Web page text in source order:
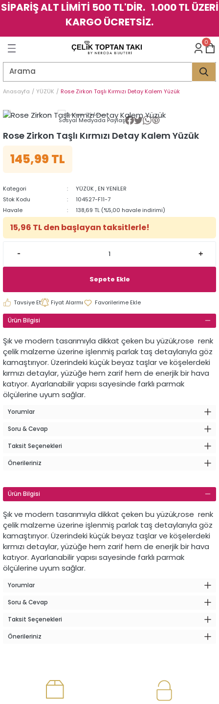
SİPARİŞ ALT LİMİTİ 500 TL'DİR. 1.000 TL ÜZERİ
KARGO ÜCRETSİZ.
Geri Dön
Geri Dön
Geri Dön
Geri Dön
Geri Dön
Geri Dön
0
Anasayfa YÜZÜK Rose Zirkon Taşlı Kırmızı Detay Kalem Yüzük
Sosyal Medyada Paylaş
Rose Zirkon Taşlı Kırmızı Detay Kalem Yüzük
145,99 TL
Kategori YÜZÜK , EN YENİLER
Stok Kodu
104527-F11-7
Havale
138,69 TL (%5,00 havale indirimi)
15,96 TL den başlayan taksitlerle!
Sepete Ekle
Tavsiye Et Fiyat Alarmı
Ürün Bilgisi
Şık ve modern tasarımıyla dikkat çeken bu yüzük,rose renk
çelik malzeme üzerine işlenmiş parlak taş detaylarıyla göz
kamaştırıyor. Üzerindeki küçük beyaz taşlar ve köşelerdeki
kırmızı detaylar, yüzüğe hem zarif hem de enerjik bir hava
katıyor. Ayarlanabilir yapısı sayesinde farklı parmak
ölçülerine uyum sağlar.
Yorumlar
Soru & Cevap
Taksit Seçenekleri
Önerileriniz
Ürün Bilgisi
Şık ve modern tasarımıyla dikkat çeken bu yüzük,rose renk
çelik malzeme üzerine işlenmiş parlak taş detaylarıyla göz
kamaştırıyor. Üzerindeki küçük beyaz taşlar ve köşelerdeki
kırmızı detaylar, yüzüğe hem zarif hem de enerjik bir hava
katıyor. Ayarlanabilir yapısı sayesinde farklı parmak
ölçülerine uyum sağlar.
Yorumlar
Soru & Cevap
Taksit Seçenekleri
Önerileriniz
Geri Dön
Geri Dön
Geri Dön
Geri Dön
Geri Dön
Geri Dön